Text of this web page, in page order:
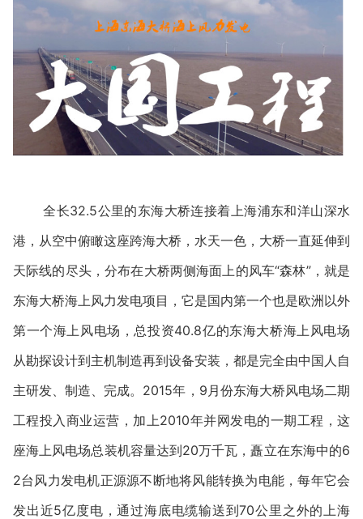
全长32.5公里的东海大桥连接着上海浦东和洋山深水
港，从空中俯瞰这座跨海大桥，水天一色，大桥一直延伸到
天际线的尽头，分布在大桥两侧海面上的风车“森林”，就是
东海大桥海上风力发电项目，它是国内第一个也是欧洲以外
第一个海上风电场，总投资40.8亿的东海大桥海上风电场
从勘探设计到主机制造再到设备安装，都是完全由中国人自
主研发、制造、完成。2015年，9月份东海大桥风电场二期
工程投入商业运营，加上2010年并网发电的一期工程，这
座海上风电场总装机容量达到20万千瓦，矗立在东海中的6
2台风力发电机正源源不断地将风能转换为电能，每年它会
发出近5亿度电，通过海底电缆输送到70公里之外的上海